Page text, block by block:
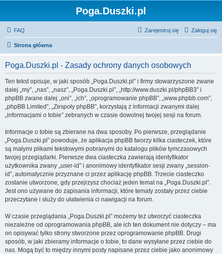
Poga.Duszki.pl
FAQ Zaloguj się
Zarejestruj się
Strona główna
Poga.Duszki.pl - Zasady ochrony danych osobowych
Ten tekst opisuje, w jaki sposób „Poga.Duszki.pl” i firmy stowarzyszone zwane
dalej „my”, „nas”, „nasz”, „Poga.Duszki.pl”, „http://www.duszki.pl/phpBB3” i
phpBB zwane dalej „oni”, „ich”, „oprogramowanie phpBB”, „www.phpbb.com”,
„phpBB Limited”, „Zespoły phpBB”, korzystają z informacji zwanymi dalej
„informacjami o tobie” zebranych w czasie dowolnej twojej sesji na forum.
Informacje o tobie są zbierane na dwa sposoby. Po pierwsze, przeglądanie
„Poga.Duszki.pl” powoduje, że aplikacja phpBB tworzy kilka ciasteczek, które
są małymi plikami tekstowymi pobranymi do katalogu plików tymczasowych
twojej przeglądarki. Pierwsze dwa ciasteczka zawierają identyfikator
użytkownika zwany „user-id” i anonimowy identyfikator sesji zwany „session-
id”, automatycznie przyznane ci przez aplikację phpBB. Trzecie ciasteczko
zostanie utworzone, gdy przejrzysz chociaż jeden temat na „Poga.Duszki.pl”.
Jest ono używane do zapisania informacji, które tematy zostały przez ciebie
przeczytane i służy do ułatwienia ci nawigacji na forum.
W czasie przeglądania „Poga.Duszki.pl” możemy też utworzyć ciasteczka
niezależne od oprogramowania phpBB, ale ich ten dokument nie dotyczy – ma
on opisywać tylko strony stworzone przez oprogramowanie phpBB. Drugi
sposób, w jaki zbieramy informacje o tobie, to dane wysyłane przez ciebie do
nas. Mogą być to między innymi posty napisane przez ciebie jako anonimowy